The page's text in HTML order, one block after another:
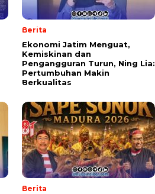
Berita
Ekonomi Jatim Menguat,
Kemiskinan dan
Pengangguran Turun, Ning Lia:
Pertumbuhan Makin
Berkualitas
Berita